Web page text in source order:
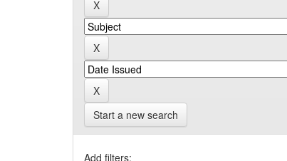
Start a new search
Add filters: